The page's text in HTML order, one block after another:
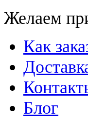
Желаем
Как
Блог